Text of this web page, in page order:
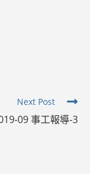
Next Post
09 事工報導-3